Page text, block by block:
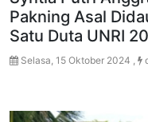
Pakning Asal
Satu Duta UNRI
Selasa, 15 Oktober 2024 ,